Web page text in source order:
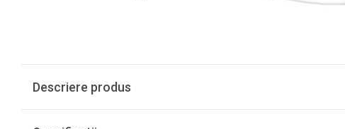
Descriere produs